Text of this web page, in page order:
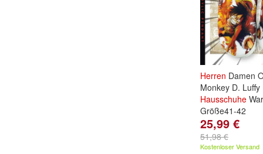
Herren Damen
Monkey D. Luffy
Hausschuhe
Größe41-42
25,99 €
51,98 €
Kostenloser Versand